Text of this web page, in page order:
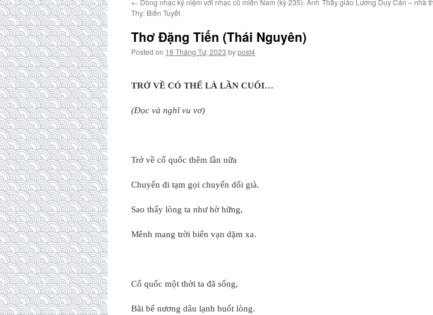
← Dòng nhạc kỷ niệm với nhạc cũ miền Nam (kỳ 235): Anh
Thy: Biển Tuyết
Thầy giáo Lương Duy Cán – nhà
Thơ Đặng Tiến (Thái Nguyên)
Posted on 16 Tháng Tư, 2023 bypost4
TRỞ VỀ CÓ THỂ LÀ LẦN CUỐI…
(Đọc và nghĩ vu vơ)
Trở về cố quốc thêm lần nữa
Chuyến đi tạm gọi chuyến dối già.
Sao thấy lòng ta như hờ hững,
Mênh mang trời biển vạn dặm xa.
Cố quốc một thời ta đã sống,
Bãi bể nương dâu lạnh buốt lòng.